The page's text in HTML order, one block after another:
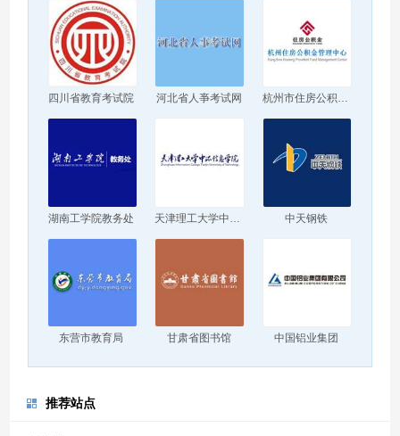
四川省教育考试院 河北省人亊考试网 杭州市住房公积金管理中心
湖南工学院教务处 天津理工大学中环信息学院 中天钢铁
东营市教育局 甘肃省图书馆 中国铝业集团
推荐站点